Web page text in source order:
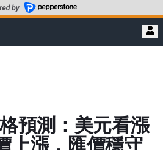
預測：美元看漲
上漲，匯價穩守